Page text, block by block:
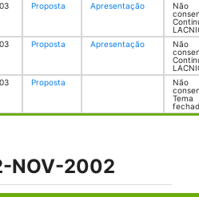
Proposta Apresentação
Não
Proposta Apresentação
Não
Proposta
Não
Tema
NOV-2002